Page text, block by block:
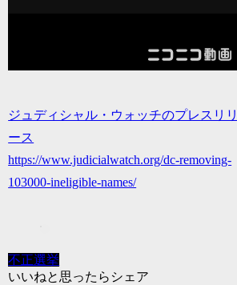
ジュディシャル・ウォッチのプレスリリ
ース
https://www.judicialwatch.org/dc-removing-
103000-ineligible-names/
不正選挙
いいねと思ったらシェア